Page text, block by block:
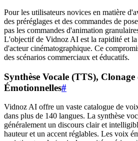
Pour les utilisateurs novices en matière
des préréglages et des commandes de
pas les commandes d'animation
L'objectif de Vidnoz AI est la rapidité et la
d'acteur cinématographique. Ce
des scénarios commerciaux et éducatifs.
Synthèse Vocale (TTS),
Émotionnelles#
Vidnoz AI offre un vaste catalogue de
dans plus de 140 langues. La synthèse
généralement un discours clair et
hauteur et un accent réglables. Les voix